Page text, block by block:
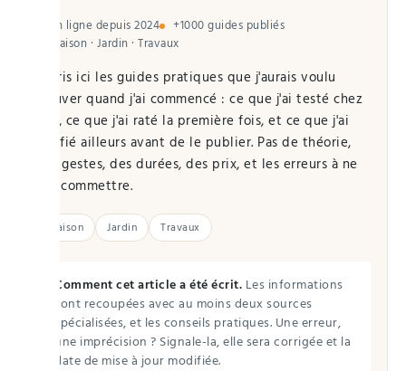
En ligne depuis 2024
+1000 guides publiés
Maison · Jardin · Travaux
J'écris ici les guides pratiques que j'aurais voulu
trouver quand j'ai commencé : ce que j'ai testé chez
moi, ce que j'ai raté la première fois, et ce que j'ai
vérifié ailleurs avant de le publier. Pas de théorie,
des gestes, des durées, des prix, et les erreurs à ne
pas commettre.
Maison Jardin Travaux
Comment cet article a été écrit. Les informations
sont recoupées avec au moins deux sources
spécialisées, et les conseils pratiques. Une erreur,
une imprécision ? Signale-la, elle sera corrigée et la
date de mise à jour modifiée.